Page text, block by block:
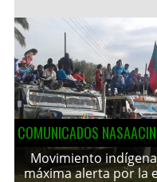
COMUNICADOS NASAACIN
Movimiento
máxima alerta por la